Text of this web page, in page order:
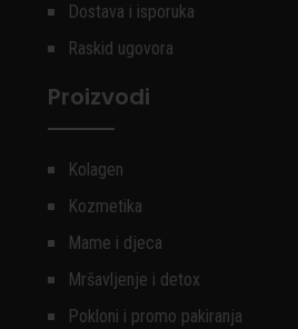
Dostava i isporuka
Raskid ugovora
Proizvodi
Kolagen
Kozmetika
Mame i djeca
Mršavljenje i detox
Pokloni i promo pakiranja